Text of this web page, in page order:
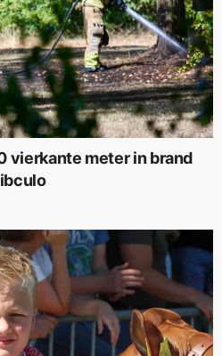
vierkante meter in brand